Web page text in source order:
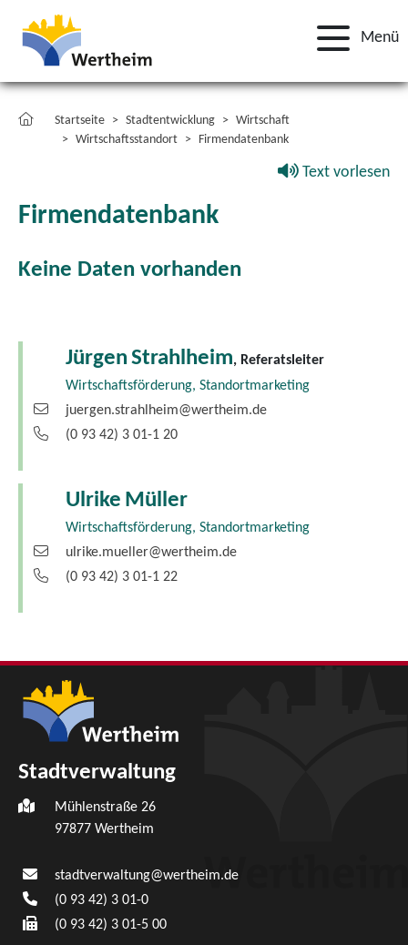
Menü
Startseite Stadtentwicklung
Wirtschaft
Wirtschaftsstandort
Firmendatenbank
Text vorlesen
Firmendatenbank
Keine Daten vorhanden
JürgenStrahlheim, Referatsleiter
Wirtschaftsförderung, Standortmarketing
juergen.strahlheim@wertheim.de
(0 93 42) 3 01-1 20
Ulrike Müller
Wirtschaftsförderung, Standortmarketing
ulrike.mueller@wertheim.de
(0 93 42) 3 01-1 22
Stadtverwaltung
Mühlenstraße 26
97877 Wertheim
stadtverwaltung@wertheim.de
(0 93 42) 3 01-0
(0 93 42) 3 01-5 00